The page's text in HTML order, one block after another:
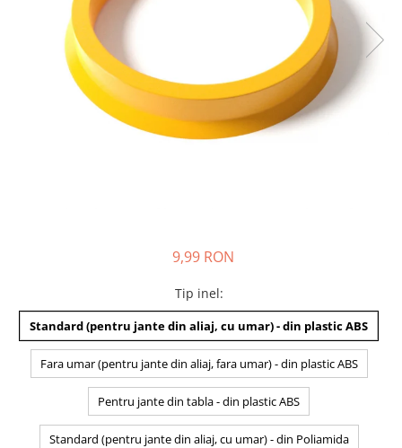
9,99 RON
Tip inel:
Standard (pentru jante din aliaj, cu umar) - din plastic ABS
Fara umar (pentru jante din aliaj, fara umar) - din plastic ABS
Pentru jante din tabla - din plastic ABS
Standard (pentru jante din aliaj, cu umar) - din Poliamida